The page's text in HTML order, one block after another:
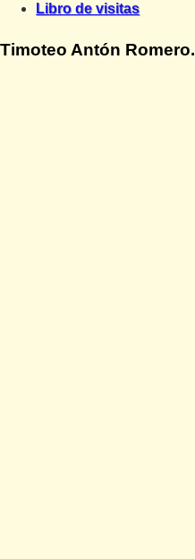
Libro de visitas
Timoteo Antón